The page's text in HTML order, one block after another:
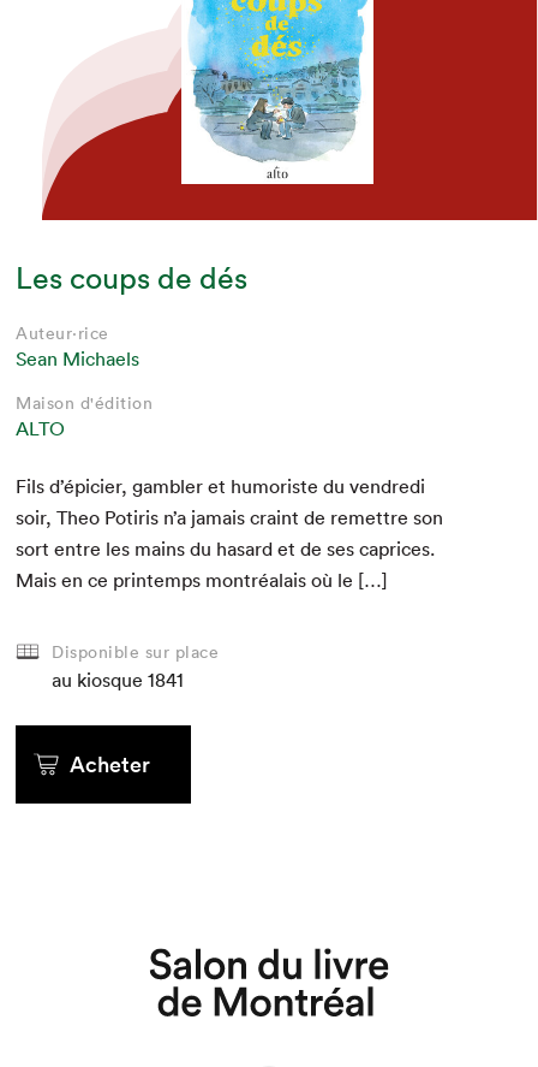
Que cherchez-vous?
Les coups de dés
Auteur·rice
Sean Michaels
Maison d'édition
ALTO
Fils d’épicier, gam­bler et humoriste du ven­dre­di
soir, Theo Potiris n’a jamais craint de remet­tre son
sort entre les mains du hasard et de ses caprices.
Mais en ce print­emps mon­tréalais où le […]
Disponible sur place
au kiosque 1841
Acheter